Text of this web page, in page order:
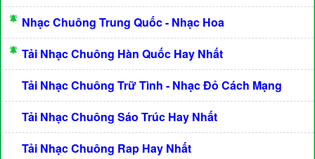
Nhạc Chuông Trung Quốc - Nhạc Hoa
Tải Nhạc Chuông Hàn Quốc Hay Nhất
Tải Nhạc Chuông Trữ Tình - Nhạc Đỏ Cách Mạng
Tải Nhạc Chuông Sáo Trúc Hay Nhất
Tải Nhạc Chuông Rap Hay Nhất